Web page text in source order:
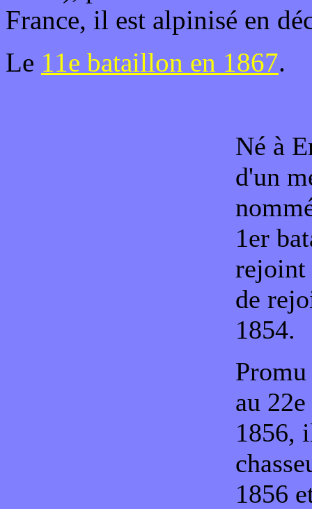
France, il est alpinisé en
Le 11e bataillon en 1867.
Né à
d'un
1er
rejoint
de
1854.
au
1856,
1856